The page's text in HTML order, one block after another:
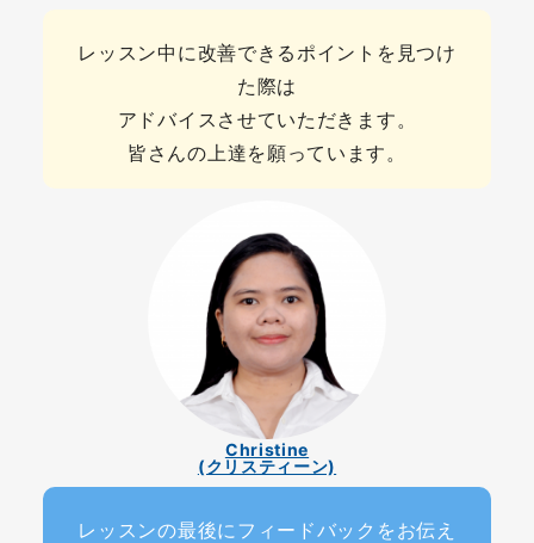
レッスン中に改善できるポイントを見つけ
た際は
アドバイスさせていただきます。
皆さんの上達を願っています。
Christine
(クリスティーン)
レッスンの最後にフィードバックをお伝え